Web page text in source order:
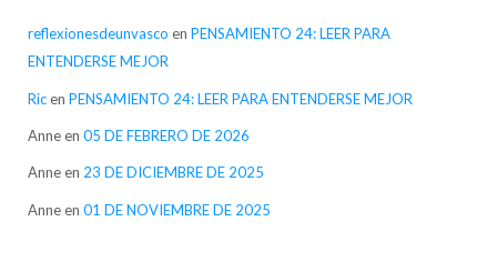
reflexionesdeunvasco en PENSAMIENTO 24: LEER PARA
ENTENDERSE MEJOR
Ricen PENSAMIENTO 24: LEER PARA ENTENDERSE MEJOR
Anneen 05 DE FEBRERO DE 2026
Anneen 23 DE DICIEMBRE DE 2025
Anneen 01 DE NOVIEMBRE DE 2025